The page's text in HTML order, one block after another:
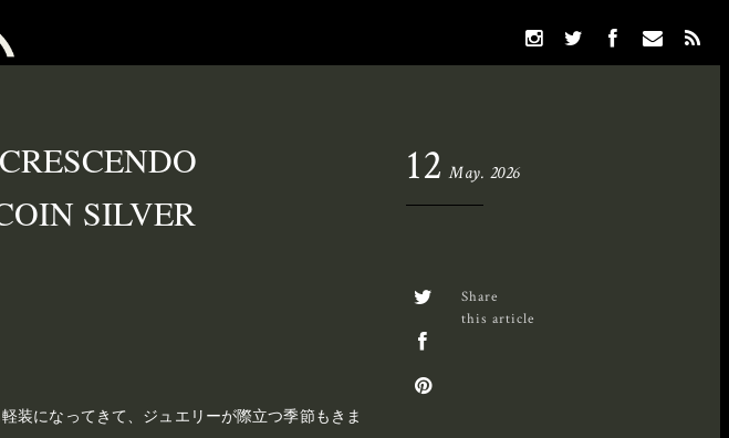
SILVER
12 May. 2026
Share
this article
装になってきて、ジュエリーが際立つ季節もきま